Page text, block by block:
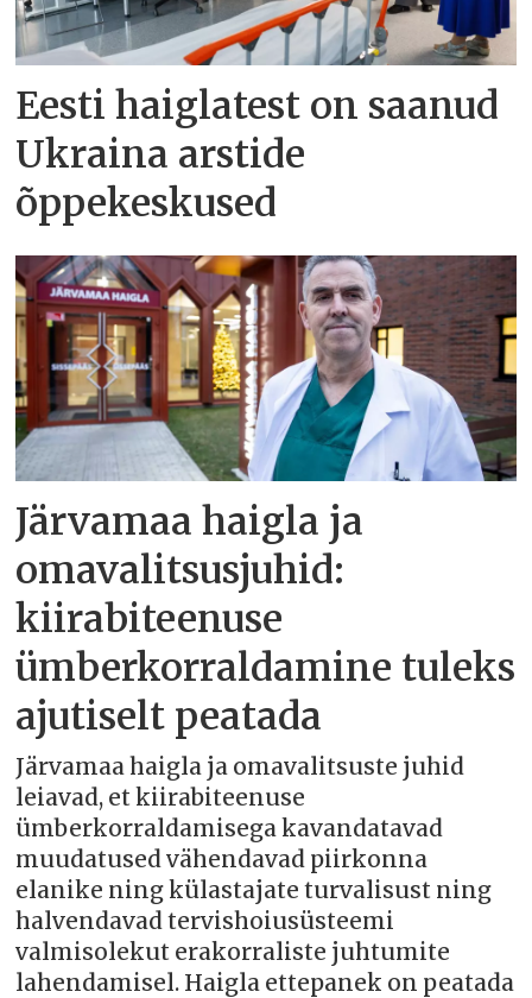
Eesti haiglatest on saanud
Ukraina arstide
õppekeskused
Järvamaa haigla ja
omavalitsusjuhid:
kiirabiteenuse
ümberkorraldamine tuleks
ajutiselt peatada
Järvamaa haigla ja omavalitsuste juhid
leiavad, et kiirabiteenuse
ümberkorraldamisega kavandatavad
muudatused vähendavad piirkonna
elanike ning külastajate turvalisust ning
halvendavad tervishoiusüsteemi
valmisolekut erakorraliste juhtumite
lahendamisel. Haigla ettepanek on peatada